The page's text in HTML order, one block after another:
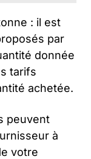
: il est
par
donnée
tarifs
achetée.
peuvent
à
votre